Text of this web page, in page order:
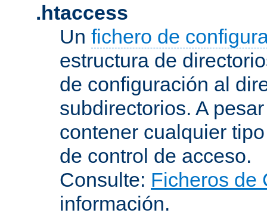
.htaccess
Un fichero de
estructura de
de configuración al
subdirectorios. A
contener cualquier
de control de acceso.
Consulte: Ficheros de
información.